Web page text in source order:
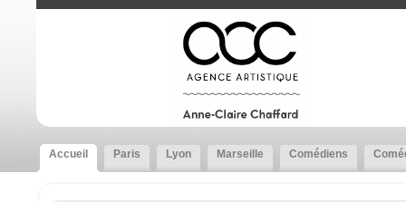
Accueil Paris Lyon Marseille Comédiens